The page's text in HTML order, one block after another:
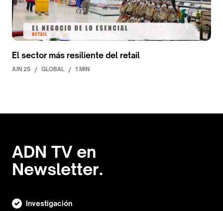
El sector más resiliente del retail
JUN 25 / GLOBAL / 1 MIN
ADN TV en
Newsletter.
Investigación